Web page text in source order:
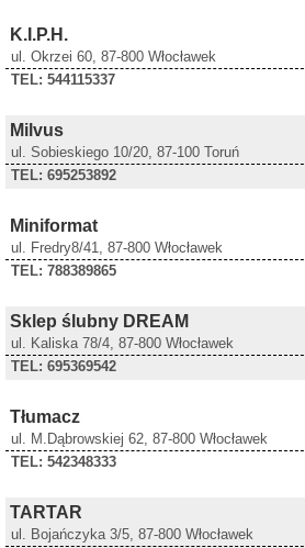
K.I.P.H.
ul. Okrzei 60, 87-800 Włocławek
TEL: 544115337
Milvus
ul. Sobieskiego 10/20, 87-100 Toruń
TEL: 695253892
Miniformat
ul. Fredry8/41, 87-800 Włocławek
TEL: 788389865
Sklep ślubny DREAM
ul. Kaliska 78/4, 87-800 Włocławek
TEL: 695369542
Tłumacz
ul. M.Dąbrowskiej 62, 87-800 Włocławek
TEL: 542348333
TARTAR
ul. Bojańczyka 3/5, 87-800 Włocławek